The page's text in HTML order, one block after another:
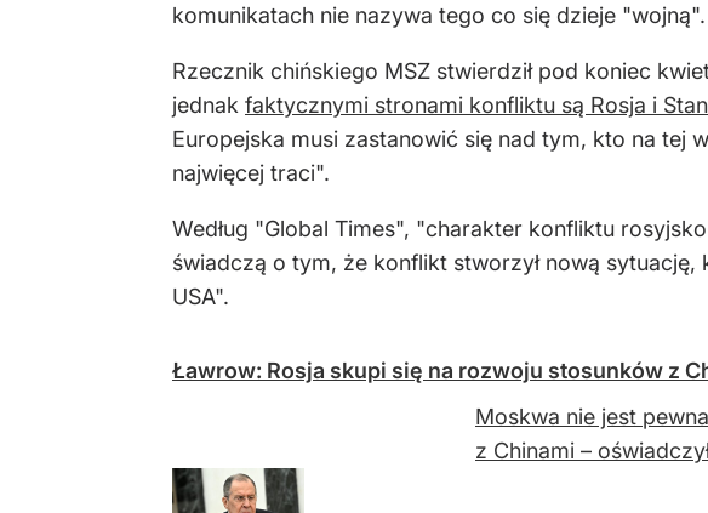
komunikatach nie nazywa tego co się dzieje "wojną".
Rzecznik chińskiego MSZ stwierdził pod koniec
jednak faktycznymi stronami konfliktu są Rosja i
Europejska musi zastanowić się nad tym, kto na tej
najwięcej traci".
Według "Global Times", "charakter konfliktu
świadczą o tym, że konflikt stworzył nową
USA".
Ławrow: Rosja skupi się na rozwoju stosunków z
Moskwa nie jest
z Chinami –